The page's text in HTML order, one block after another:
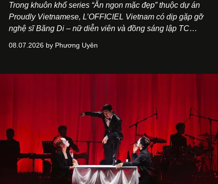
Trong khuôn khổ series “Ăn ngon mặc đẹp” thuộc dự án
Proudly Vietnamese, L’OFFICIEL Vietnam có dịp gặp gỡ
nghệ sĩ Băng Di – nữ diễn viên và đồng sáng lập TC
Kitchen Bar và SALEM tại TP.HCM.
08.07.2026 by Phương Uyên